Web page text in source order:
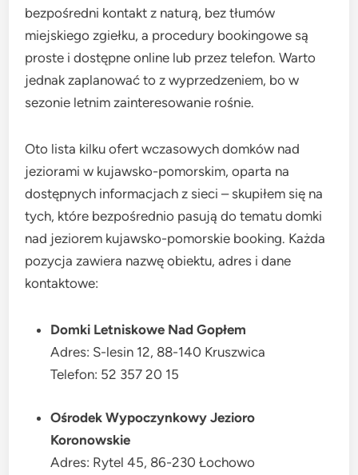
bezpośredni kontakt z naturą, bez tłumów
miejskiego zgiełku, a procedury bookingowe są
proste i dostępne online lub przez telefon. Warto
jednak zaplanować to z wyprzedzeniem, bo w
sezonie letnim zainteresowanie rośnie.
Oto lista kilku ofert wczasowych domków nad
jeziorami w kujawsko-pomorskim, oparta na
dostępnych informacjach z sieci – skupiłem się na
tych, które bezpośrednio pasują do tematu domki
nad jeziorem kujawsko-pomorskie booking. Każda
pozycja zawiera nazwę obiektu, adres i dane
kontaktowe:
Domki Letniskowe Nad Gopłem
Adres: S-lesin 12, 88-140 Kruszwica
Telefon: 52 357 20 15
Ośrodek Wypoczynkowy Jezioro
Koronowskie
Adres: Rytel 45, 86-230 Łochowo